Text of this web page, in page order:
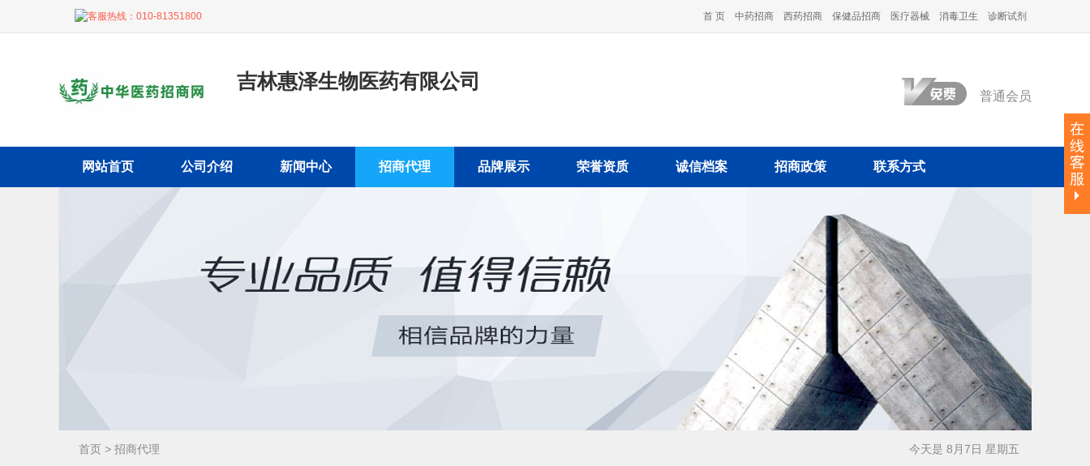
客服热线： 010-81351800 首 页 中药招商 西药招商 保健品招商 医疗器械 消毒卫生 诊断试剂
吉林惠泽生物医药有限公司
普通会员
网站首页 公司介绍 新闻中心 招商代理 品牌展示 荣誉资质 诚信档案 招商政策 联系方式
今天是 8月7日 星期五
首页 > 招商代理